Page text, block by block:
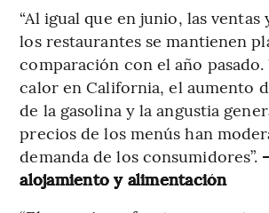
“Al igual que en junio, las
los restaurantes se mantienen
comparación con el año pasado.
calor en California, el aumento
de la gasolina y la angustia
precios de los menús han
demanda de los consumidores”.
alojamiento y alimentación